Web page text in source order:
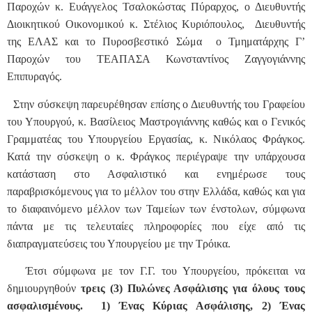
Παροχών κ. Ευάγγελος Τσαλοκώστας Πύραρχος, ο Διευθυντής
Διοικητικού Οικονομικού κ. Στέλιος Κυριόπουλος, Διευθυντής
της ΕΛΑΣ και το Πυροσβεστικό Σώμα ο Τμηματάρχης Γ’
Παροχών του ΤΕΑΠΑΣΑ Κωνσταντίνος Ζαγγογιάννης
Επιπυραγός.
Στην σύσκεψη παρευρέθησαν επίσης ο Διευθυντής του Γραφείου
του Υπουργού, κ. Βασίλειος Μαστρογιάννης καθώς και ο Γενικός
Γραμματέας του Υπουργείου Εργασίας, κ. Νικόλαος Φράγκος.
Κατά την σύσκεψη ο κ. Φράγκος περιέγραψε την υπάρχουσα
κατάσταση στο Ασφαλιστικό και ενημέρωσε τους
παραβρισκόμενους για το μέλλον του στην Ελλάδα, καθώς και για
το διαφαινόμενο μέλλον των Ταμείων των ένστολων, σύμφωνα
πάντα με τις τελευταίες πληροφορίες που είχε από τις
διαπραγματεύσεις του Υπουργείου με την Τρόικα.
Έτσι σύμφωνα με τον Γ.Γ. του Υπουργείου, πρόκειται να
δημιουργηθούν τρεις (3) Πυλώνες Ασφάλισης για όλους τους
ασφαλισμένους. 1) Ένας Κύριας Ασφάλισης, 2) Ένας